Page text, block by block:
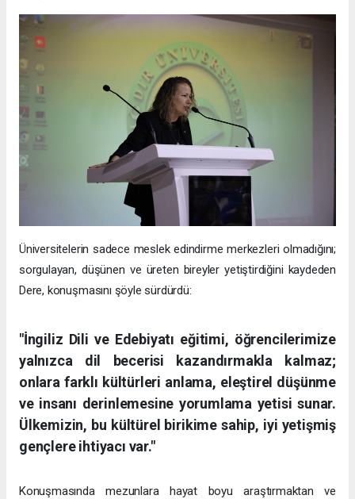
Üniversitelerin sadece meslek edindirme merkezleri olmadığını;
sorgulayan, düşünen ve üreten bireyler yetiştirdiğini kaydeden
Dere, konuşmasını şöyle sürdürdü:
"İngiliz Dili ve Edebiyatı eğitimi, öğrencilerimize
yalnızca dil becerisi kazandırmakla kalmaz;
onlara farklı kültürleri anlama, eleştirel düşünme
ve insanı derinlemesine yorumlama yetisi sunar.
Ülkemizin, bu kültürel birikime sahip, iyi yetişmiş
gençlere ihtiyacı var."
Konuşmasında mezunlara hayat boyu araştırmaktan ve